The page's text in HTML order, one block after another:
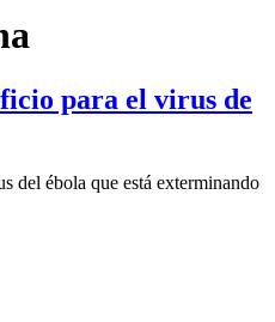
para el virus de
del ébola que está exterminando